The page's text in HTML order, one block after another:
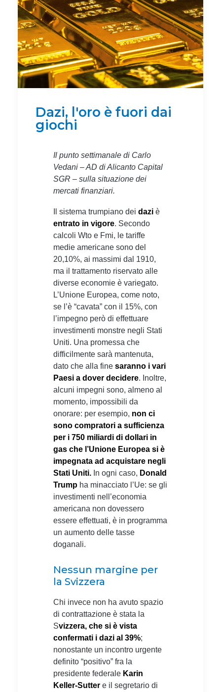
Dazi, l'oro è fuori dai
giochi
Il punto settimanale di Carlo
Vedani – AD di Alicanto Capital
SGR – sulla situazione dei
mercati finanziari.
Il sistema trumpiano dei dazi è
entrato in vigore. Secondo
calcoli Wto e Fmi, le tariffe
medie americane sono del
20,10%, ai massimi dal 1910,
ma il trattamento riservato alle
diverse economie è variegato.
L’Unione Europea, come noto,
se l’è “cavata” con il 15%, con
l’impegno però di effettuare
investimenti monstre negli Stati
Uniti. Una promessa che
difficilmente sarà mantenuta,
dato che alla fine saranno i vari
Paesi a dover decidere. Inoltre,
alcuni impegni sono, almeno al
momento, impossibili da
onorare: per esempio, non ci
sono compratori a sufficienza
per i 750 miliardi di dollari in
gas che l’Unione Europea si è
impegnata ad acquistare negli
Stati Uniti. In ogni caso, Donald
Trump ha minacciato l’Ue: se gli
investimenti nell’economia
americana non dovessero
essere effettuati, è in programma
un aumento delle tasse
doganali.
Nessun margine per
la Svizzera
Chi invece non ha avuto spazio
di contrattazione è stata la
Svizzera, che si è vista
confermati i dazi al 39%;
nonostante un incontro urgente
definito “positivo” fra la
presidente federale Karin
Keller-Sutter e il segretario di